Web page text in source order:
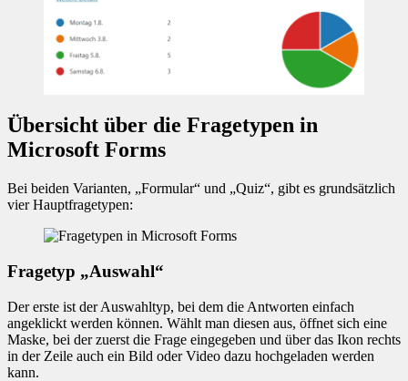
Übersicht über die Fragetypen in
Microsoft Forms
Bei beiden Varianten, „Formular“ und „Quiz“, gibt es grundsätzlich
vier Hauptfragetypen:
Fragetyp „Auswahl“
Der erste ist der Auswahltyp, bei dem die Antworten einfach
angeklickt werden können. Wählt man diesen aus, öffnet sich eine
Maske, bei der zuerst die Frage eingegeben und über das Ikon rechts
in der Zeile auch ein Bild oder Video dazu hochgeladen werden
kann.